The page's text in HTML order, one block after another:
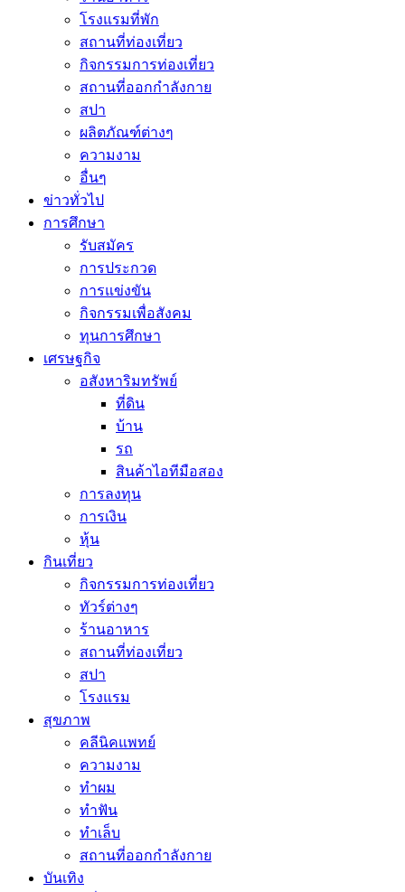
โรงแรมที่พัก
สถานที่ท่องเที่ยว
กิจกรรมการท่องเที่ยว
สถานที่ออกกำลังกาย
สปา
ผลิตภัณฑ์ต่างๆ
ความงาม
อื่นๆ
ข่าวทั่วไป
การศึกษา
รับสมัคร
การประกวด
การแข่งขัน
กิจกรรมเพื่อสังคม
ทุนการศึกษา
เศรษฐกิจ
อสังหาริมทรัพย์
ที่ดิน
บ้าน
รถ
สินค้าไอทีมือสอง
การลงทุน
การเงิน
หุ้น
กินเที่ยว
กิจกรรมการท่องเที่ยว
ทัวร์ต่างๆ
ร้านอาหาร
สถานที่ท่องเที่ยว
สปา
โรงแรม
สุขภาพ
คลีนิคแพทย์
ความงาม
ทำผม
ทำฟัน
ทำเล็บ
สถานที่ออกกำลังกาย
บันเทิง